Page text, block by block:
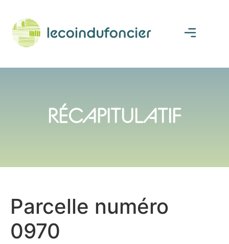
RÉCAPITULATIF
Parcelle numéro
0970